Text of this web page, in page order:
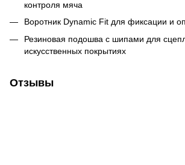
контроля мяча
Воротник Dynamic Fit для фиксации и
Резиновая подошва с шипами для
искусственных покрытиях
Отзывы